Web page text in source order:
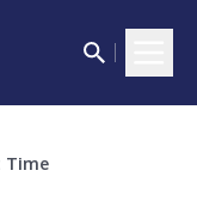
Time